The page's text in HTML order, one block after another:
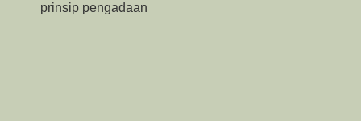
prinsip pengadaan